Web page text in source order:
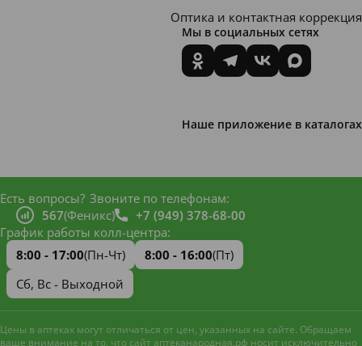
Оптика и контактная коррекция
Мы в социальных сетях
Наше приложение в каталогах
Есть вопросы? Звоните по телефонам:
567(Феникс)
+7 (949) 378-68-00
График работы колл-центра:
8:00 - 17:00(Пн-Чт) 8:00 - 16:00(Пт)
Сб, Вс - Выходной
Цены в аптеках могут отличаться от цен, указанных на сайте. Обращаем
ваше внимание на то, что сайт аптеканародная.рф носит исключительно